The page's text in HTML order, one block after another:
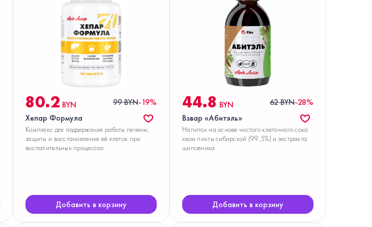
80.2 BYN 99 BYN-19%
Хепар Формула
Комплекс для поддержания работы печени,
защиты и восстановления её клеток при
воспалительных процессах
Добавить в корзину
44.8 BYN 62 BYN-28%
Взвар «Абитэль»
Напиток на основе чистого клеточного сока
хвои пихты сибирской (99,5%) и экстракта
шиповника
Добавить в корзину